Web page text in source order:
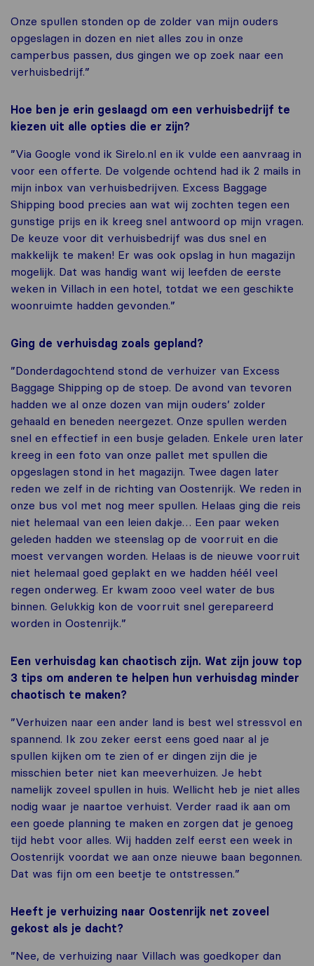
Onze spullen stonden op de zolder van mijn ouders
opgeslagen in dozen en niet alles zou in onze
camperbus passen, dus gingen we op zoek naar een
verhuisbedrijf.”
Hoe ben je erin geslaagd om een verhuisbedrijf te
kiezen uit alle opties die er zijn?
”Via Google vond ik Sirelo.nl en ik vulde een aanvraag in
voor een offerte. De volgende ochtend had ik 2 mails in
mijn inbox van verhuisbedrijven. Excess Baggage
Shipping bood precies aan wat wij zochten tegen een
gunstige prijs en ik kreeg snel antwoord op mijn vragen.
De keuze voor dit verhuisbedrijf was dus snel en
makkelijk te maken! Er was ook opslag in hun magazijn
mogelijk. Dat was handig want wij leefden de eerste
weken in Villach in een hotel, totdat we een geschikte
woonruimte hadden gevonden.”
Ging de verhuisdag zoals gepland?
”Donderdagochtend stond de verhuizer van Excess
Baggage Shipping op de stoep. De avond van tevoren
hadden we al onze dozen van mijn ouders’ zolder
gehaald en beneden neergezet. Onze spullen werden
snel en effectief in een busje geladen. Enkele uren later
kreeg in een foto van onze pallet met spullen die
opgeslagen stond in het magazijn. Twee dagen later
reden we zelf in de richting van Oostenrijk. We reden in
onze bus vol met nog meer spullen. Helaas ging die reis
niet helemaal van een leien dakje… Een paar weken
geleden hadden we steenslag op de voorruit en die
moest vervangen worden. Helaas is de nieuwe voorruit
niet helemaal goed geplakt en we hadden héél veel
regen onderweg. Er kwam zooo veel water de bus
binnen. Gelukkig kon de voorruit snel gerepareerd
worden in Oostenrijk.”
Een verhuisdag kan chaotisch zijn. Wat zijn jouw top
3 tips om anderen te helpen hun verhuisdag minder
chaotisch te maken?
”Verhuizen naar een ander land is best wel stressvol en
spannend. Ik zou zeker eerst eens goed naar al je
spullen kijken om te zien of er dingen zijn die je
misschien beter niet kan meeverhuizen. Je hebt
namelijk zoveel spullen in huis. Wellicht heb je niet alles
nodig waar je naartoe verhuist. Verder raad ik aan om
een goede planning te maken en zorgen dat je genoeg
tijd hebt voor alles. Wij hadden zelf eerst een week in
Oostenrijk voordat we aan onze nieuwe baan begonnen.
Dat was fijn om een beetje te ontstressen.”
Heeft je verhuizing naar Oostenrijk net zoveel
gekost als je dacht?
”Nee, de verhuizing naar Villach was goedkoper dan